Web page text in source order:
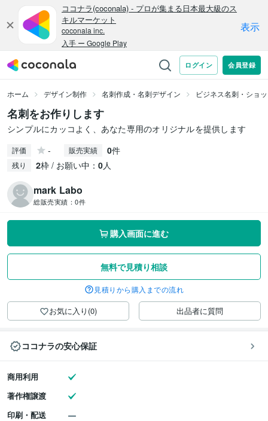
ホーム デザイン制作 名刺作成・名刺デザイン ビジネス名刺・ショ
名刺をお作りします
シンプルにカッコよく、あなた専用のオリジナルを提供します
評価 - 販売実績 0件
残り 2枠 / お願い中： 0人
mark Labo
総販売実績： 0件
購入画面に進む
無料で見積り相談
見積りから購入までの流れ
お気に入り(0) 出品者に質問
ココナラの安心保証
商用利用
著作権譲渡
印刷・配送